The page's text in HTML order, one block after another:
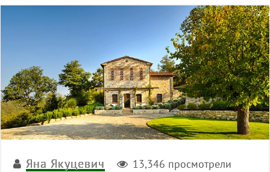
Яна Якуцевич 13,346 просмотрели